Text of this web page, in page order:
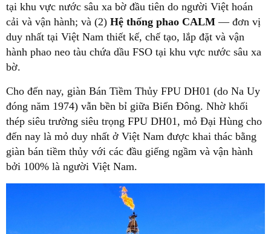
tại khu vực nước sâu xa bờ đầu tiên do người Việt hoán
cải và vận hành; và (2) Hệ thống phao CALM— đơn vị
duy nhất tại Việt Nam thiết kế, chế tạo, lắp đặt và vận
hành phao neo tàu chứa dầu FSO tại khu vực nước sâu xa
bờ.
Cho đến nay, giàn Bán Tiềm Thủy FPU DH01 (do Na Uy
đóng năm 1974) vẫn bền bỉ giữa Biển Đông. Nhờ khối
thép siêu trường siêu trọng FPU DH01, mỏ Đại Hùng cho
đến nay là mỏ duy nhất ở Việt Nam được khai thác bằng
giàn bán tiềm thủy với các đầu giếng ngầm và vận hành
bởi 100% là người Việt Nam.